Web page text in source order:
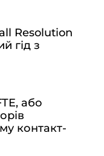
Resolution
гід з
або
контакт-